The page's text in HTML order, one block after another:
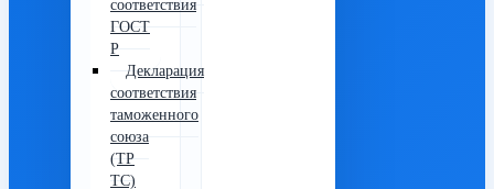
соответствия
ГОСТ
Р
Декларация
соответствия
таможенного
союза
(ТР
ТС)